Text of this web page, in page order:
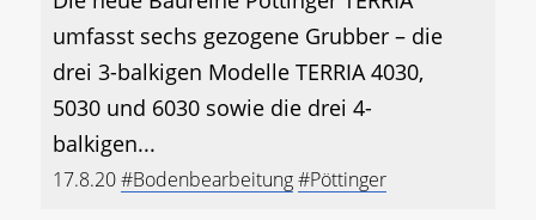
umfasst sechs gezogene Grubber – die
drei 3-balkigen Modelle TERRIA 4030,
5030 und 6030 sowie die drei 4-
balkigen...
17.8.20#Bodenbearbeitung#Pöttinger